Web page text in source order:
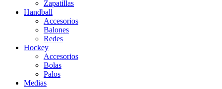
Zapatillas
Handball
Accesorios
Balones
Redes
Hockey
Accesorios
Bolas
Palos
Medias